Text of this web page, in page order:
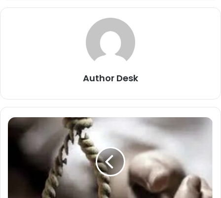
Author Desk